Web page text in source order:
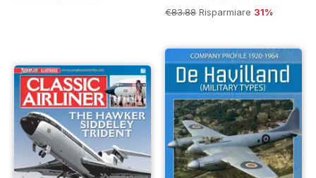
€83.88 Risparmiare 31%